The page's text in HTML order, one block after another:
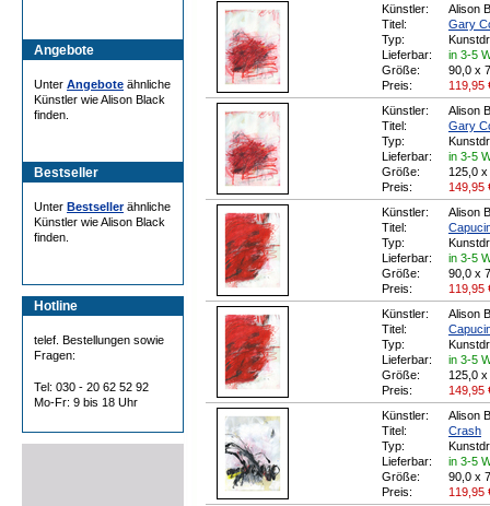
Angebote
Unter Angebote ähnliche
Künstler wie Alison Black
finden.
Bestseller
Unter Bestsellerähnliche
Künstler wie Alison Black
finden.
Hotline
telef. Bestellungen sowie
Fragen:
Tel: 030 - 20 62 52 92
Mo-Fr: 9 bis 18 Uhr
Künstler:
Alison
Titel:
Gary
Typ:
Lieferbar:
in 3-5
Größe:
90,0 x
Preis:
119,95
Künstler:
Alison
Titel:
Gary
Typ:
Lieferbar:
in 3-5
Größe:
125,0
Preis:
149,95
Künstler:
Alison
Titel:
Typ:
Lieferbar:
in 3-5
Größe:
90,0 x
Preis:
119,95
Künstler:
Alison
Titel:
Typ:
Lieferbar:
in 3-5
Größe:
125,0
Preis:
149,95
Künstler:
Alison
Titel:
Crash
Typ:
Lieferbar:
in 3-5
Größe:
90,0 x
Preis:
119,95